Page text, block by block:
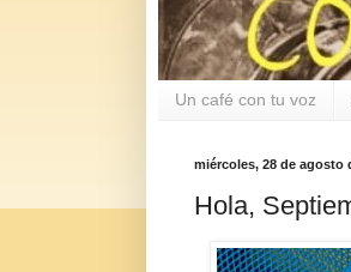
Un café con tu voz
miércoles, 28 de agosto
Hola,